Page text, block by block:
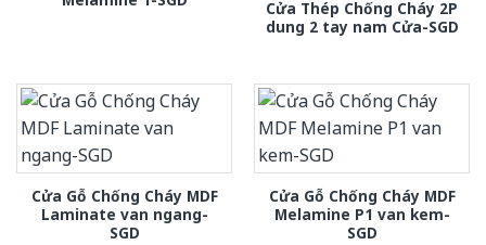
Cửa Thép Chống Cháy 2P
dung 2 tay nam Cửa-SGD
Cửa Gỗ Chống Cháy MDF
Laminate van ngang-
SGD
Cửa Gỗ Chống Cháy MDF
Melamine P1 van kem-
SGD